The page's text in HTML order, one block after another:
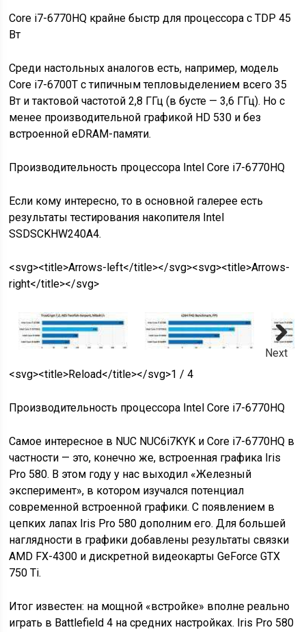
Core i7-6770HQ крайне быстр для процессора с TDP 45
Вт
Среди настольных аналогов есть, например, модель
Core i7-6700T с типичным тепловыделением всего 35
Вт и тактовой частотой 2,8 ГГц (в бусте — 3,6 ГГц). Но с
менее производительной графикой HD 530 и без
встроенной eDRAM-памяти.
Производительность процессора Intel Core i7-6770HQ
Если кому интересно, то в основной галерее есть
результаты тестирования накопителя Intel
SSDSCKHW240A4.
<svg><title>Arrows-left</title></svg><svg><title>Arrows-
right</title></svg>
Next
<svg><title>Reload</title></svg>1 / 4
Производительность процессора Intel Core i7-6770HQ
Самое интересное в NUC NUC6i7KYK и Core i7-6770HQ в
частности — это, конечно же, встроенная графика Iris
Pro 580. В этом году у нас выходил «Железный
эксперимент», в котором изучался потенциал
современной встроенной графики. С появлением в
цепких лапах Iris Pro 580 дополним его. Для большей
наглядности в графики добавлены результаты связки
AMD FX-4300 и дискретной видеокарты GeForce GTX
750 Ti.
Итог известен: на мощной «встройке» вполне реально
играть в Battlefield 4 на средних настройках. Iris Pro 580